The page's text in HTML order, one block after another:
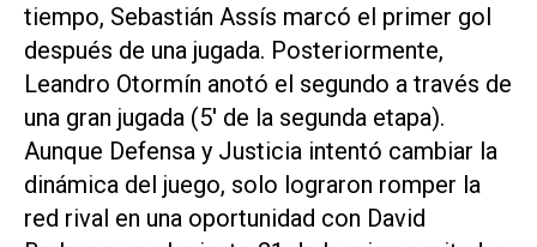
tiempo, Sebastián Assís marcó el primer gol
después de una jugada. Posteriormente,
Leandro Otormín anotó el segundo a través de
una gran jugada (5' de la segunda etapa).
Aunque Defensa y Justicia intentó cambiar la
dinámica del juego, solo lograron romper la
red rival en una oportunidad con David